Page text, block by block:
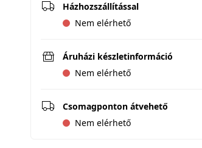
Házhozszállítással
Nem elérhető
Áruházi készletinformáció
Nem elérhető
Csomagponton átvehető
Nem elérhető